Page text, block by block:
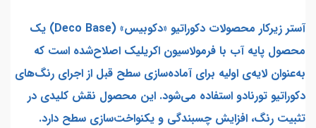
آستر زیرکار محصولات دکوراتیو «دکوبیس» (Deco Base) یک
محصول پایه آب با فرمولاسیون اکریلیک اصلاح‌شده است که
به‌عنوان لایه‌ی اولیه برای آماده‌سازی سطح قبل از اجرای رنگ‌های
دکوراتیو تورنادو استفاده می‌شود. این محصول نقش کلیدی در
تثبیت رنگ، افزایش چسبندگی و یکنواخت‌سازی سطح دارد.